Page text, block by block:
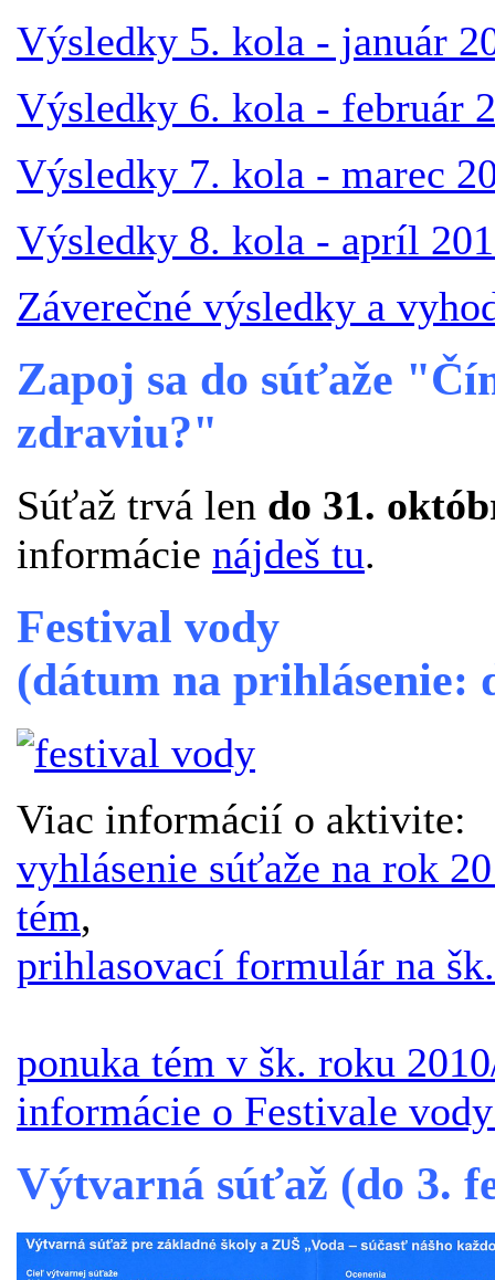
Výsledky 5. kola - január
Výsledky 6. kola - február
Výsledky 7. kola - marec
Výsledky 8. kola - apríl
Záverečné výsledky a
Zapoj sa do súťaže
zdraviu?"
Súťaž trvá len do 31.
informácie nájdeš tu.
Festival vody
(dátum na prihlásenie:
Viac informácií o aktivite:
vyhlásenie súťaže na rok
tém,
prihlasovací formulár na
ponuka tém v šk. roku
informácie o Festivale
Výtvarná súťaž (do 3.